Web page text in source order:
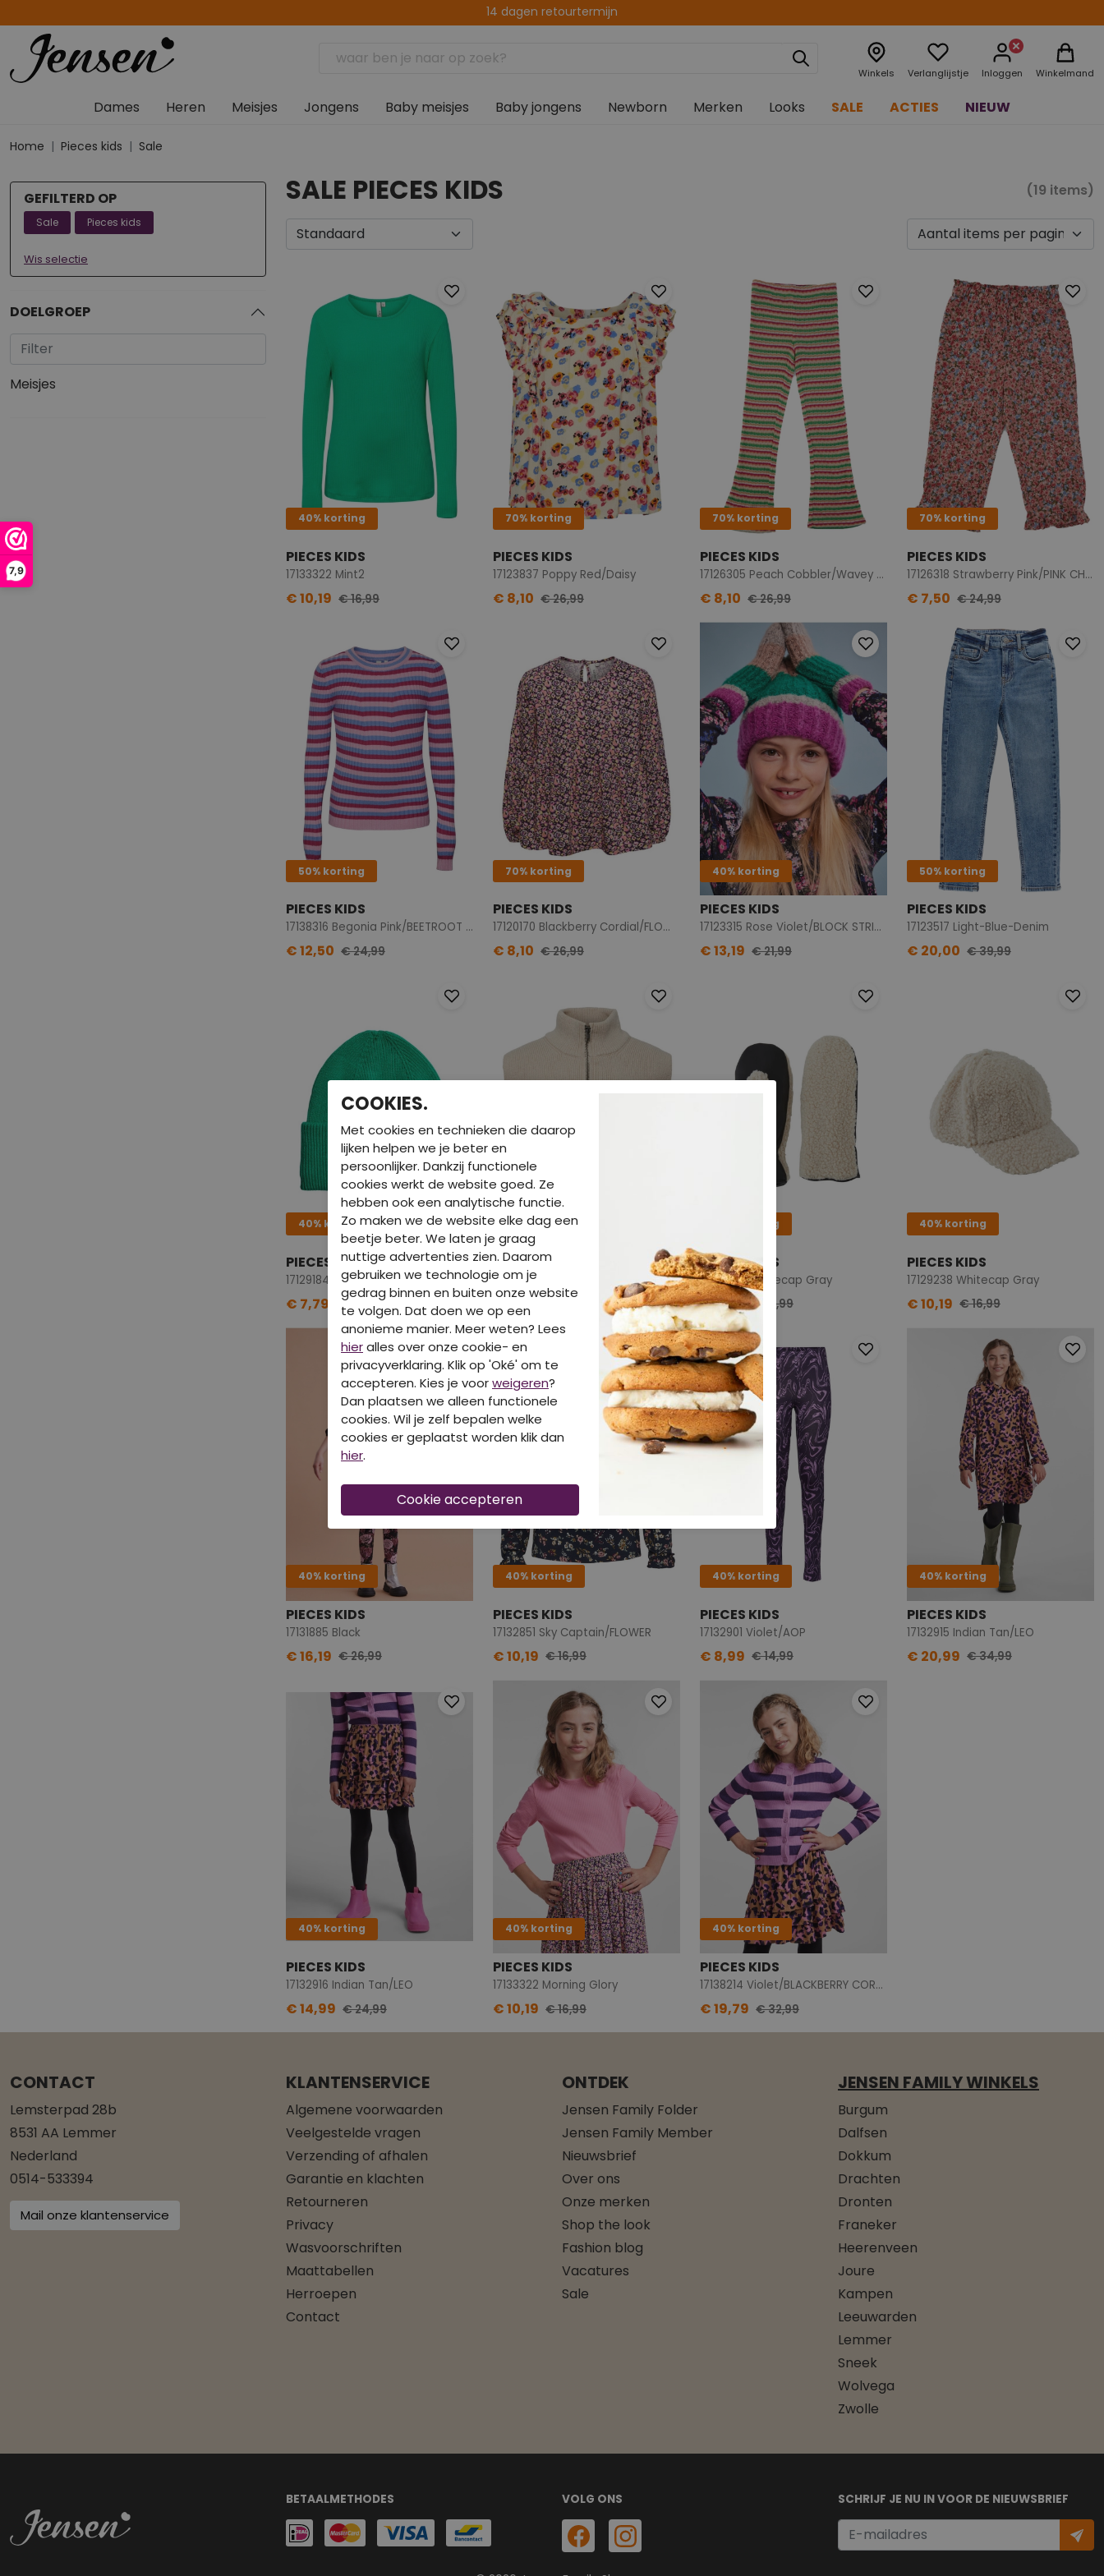
7,9
14 dagen retourtermijn
Winkels Verlanglijstje Inloggen Winkelmand
Dames Heren Meisjes Jongens Baby meisjes Baby jongens Newborn Merken Looks SALE ACTIES NIEUW
Home Pieces kids Sale
GEFILTERD OP
Sale Pieces kids
Wis selectie
DOELGROEP
Meisjes
SALE PIECES KIDS (19 items)
40% korting
PIECES KIDS
17133322 Mint2
€ 10,19 € 16,99
70% korting
PIECES KIDS
17123837 Poppy Red/Daisy
€ 8,10 € 26,99
70% korting
PIECES KIDS
17126305 Peach Cobbler/Wavey stripe
€ 8,10 € 26,99
70% korting
PIECES KIDS
17126318 Strawberry Pink/PINK CHECK
€ 7,50 € 24,99
50% korting
PIECES KIDS
17138316 Begonia Pink/BEETROOT PURPLE-MARINA
€ 12,50 € 24,99
70% korting
PIECES KIDS
17120170 Blackberry Cordial/FLOWER
€ 8,10 € 26,99
40% korting
PIECES KIDS
17123315 Rose Violet/BLOCK STRIPES
€ 13,19 € 21,99
50% korting
PIECES KIDS
17123517 Light-Blue-Denim
€ 20,00 € 39,99
40% korting
PIECES KIDS
17129184 Parakeet
€ 7,79 € 12,99
40% korting
PIECES KIDS
17129185 Whitecap Gray
€ 14,99
40% korting
PIECES KIDS
17129226 Whitecap Gray
€ 11,99 € 19,99
40% korting
PIECES KIDS
17129238 Whitecap Gray
€ 10,19 € 16,99
40% korting
PIECES KIDS
17131885 Black
€ 16,19 € 26,99
40% korting
PIECES KIDS
17132851 Sky Captain/FLOWER
€ 10,19 € 16,99
40% korting
PIECES KIDS
17132901 Violet/AOP
€ 8,99 € 14,99
40% korting
PIECES KIDS
17132915 Indian Tan/LEO
€ 20,99 € 34,99
40% korting
PIECES KIDS
17132916 Indian Tan/LEO
€ 14,99 € 24,99
40% korting
PIECES KIDS
17133322 Morning Glory
€ 10,19 € 16,99
40% korting
PIECES KIDS
17138214 Violet/BLACKBERRY CORDIAL/ANTWHI
€ 19,79 € 32,99
CONTACT
Lemsterpad 28b
8531 AA Lemmer
Nederland
0514-533394
Mail onze klantenservice
KLANTENSERVICE
Algemene voorwaarden
Veelgestelde vragen
Verzending of afhalen
Garantie en klachten
Retourneren
Privacy
Wasvoorschriften
Maattabellen
Herroepen
Contact
ONTDEK
Jensen Family Folder
Jensen Family Member
Nieuwsbrief
Over ons
Onze merken
Shop the look
Fashion blog
Vacatures
Sale
JENSEN FAMILY WINKELS
Burgum
Dalfsen
Dokkum
Drachten
Dronten
Franeker
Heerenveen
Joure
Kampen
Leeuwarden
Lemmer
Sneek
Wolvega
Zwolle
BETAALMETHODES SCHRIJF JE NU IN VOOR DE NIEUWSBRIEF
VOLG ONS
COOKIES.
Met cookies en technieken die daarop
lijken helpen we je beter en
persoonlijker. Dankzij functionele
cookies werkt de website goed. Ze
hebben ook een analytische functie.
Zo maken we de website elke dag een
beetje beter. We laten je graag
nuttige advertenties zien. Daarom
gebruiken we technologie om je
gedrag binnen en buiten onze website
te volgen. Dat doen we op een
anonieme manier. Meer weten? Lees
hieralles over onze cookie- en
privacyverklaring. Klik op 'Oké' om te
accepteren. Kies je voorweigeren?
Dan plaatsen we alleen functionele
cookies. Wil je zelf bepalen welke
cookies er geplaatst worden klik dan
hier.